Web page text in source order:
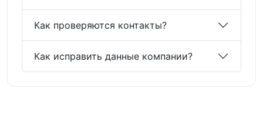
Как проверяются контакты?
Как исправить данные компании?